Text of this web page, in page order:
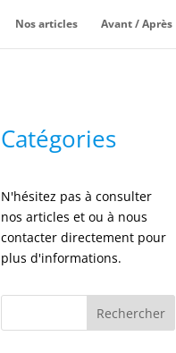
Nos articles Avant / Après
Catégories
N'hésitez pas à consulter
nos articles et ou à nous
contacter directement pour
plus d'informations.
Rechercher